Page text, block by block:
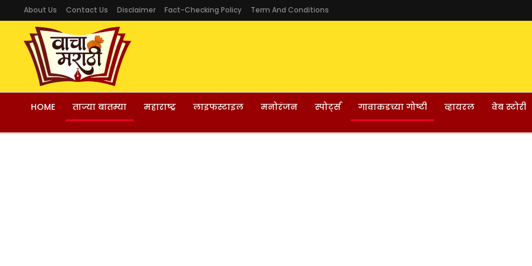
About Us Contact Us Disclaimer Fact-Checking Policy Term And Conditions
HOME ताज्या बातम्या महाराष्ट्र लाइफस्टाइल मनोरंजन स्पोर्ट्स गावाकडच्या गोष्टी व्हायरल वेब स्टोरी